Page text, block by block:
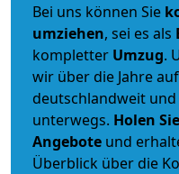
Bei uns können Sie
umziehen, sei es als
kompletter Umzug.
wir über die Jahre
deutschlandweit
unterwegs. Holen
Angebote und
Überblick über die